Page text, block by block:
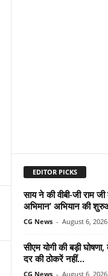
EDITOR PICKS
साय ने की वीबी-जी राम
अभिमान’ अभियान की
CG News - August 6, 2026
सीएम योगी की बड़ी
दर की ठोकरें नहीं...
CG News - August 6, 2026